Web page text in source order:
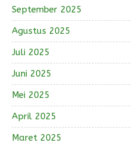
September 2025
Agustus 2025
Juli 2025
Juni 2025
Mei 2025
April 2025
Maret 2025